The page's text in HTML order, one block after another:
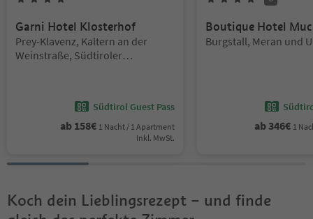
Garni Hotel Klosterhof
Standort:
Prey-Klavenz, Kaltern an der
Weinstraße, Südtiroler
Südtirol Guest Pass
ab 158€ 1 Nacht / 1 Apartment
Inkl. MwSt.
Boutique Hotel
Standort:
Burgstall, Meran und
ab346€ 1
Koch dein Lieblingsrezept – und finde